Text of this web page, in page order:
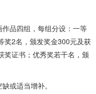
作品四组，每组分设：一等
奖2名，颁发奖金300元及获
奖证书；优秀奖若干名，颁
或适当增补。